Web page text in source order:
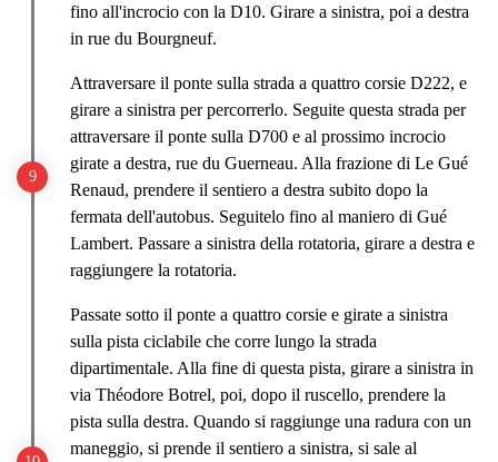
fino all'incrocio con la D10. Girare a sinistra, poi a destra
in rue du Bourgneuf.
Attraversare il ponte sulla strada a quattro corsie D222, e
girare a sinistra per percorrerlo. Seguite questa strada per
attraversare il ponte sulla D700 e al prossimo incrocio
girate a destra, rue du Guerneau. Alla frazione di Le Gué
Renaud, prendere il sentiero a destra subito dopo la
fermata dell'autobus. Seguitelo fino al maniero di Gué
Lambert. Passare a sinistra della rotatoria, girare a destra e
raggiungere la rotatoria.
Passate sotto il ponte a quattro corsie e girate a sinistra
sulla pista ciclabile che corre lungo la strada
dipartimentale. Alla fine di questa pista, girare a sinistra in
via Théodore Botrel, poi, dopo il ruscello, prendere la
pista sulla destra. Quando si raggiunge una radura con un
maneggio, si prende il sentiero a sinistra, si sale al